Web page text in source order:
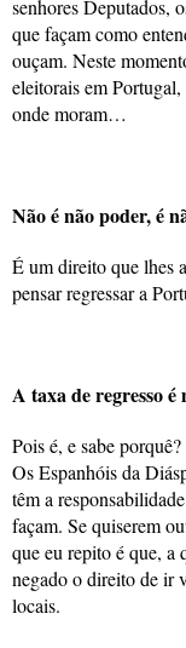
senhores Deputados,
que façam como
ouçam. Neste
eleitorais em
onde moram…
Não é não poder, é
É um direito que lhes
pensar regressar a
A taxa de regresso
Pois é, e sabe
Os Espanhóis da
têm a
façam. Se quiserem
que eu repito é que, a
negado o direito de ir
locais.